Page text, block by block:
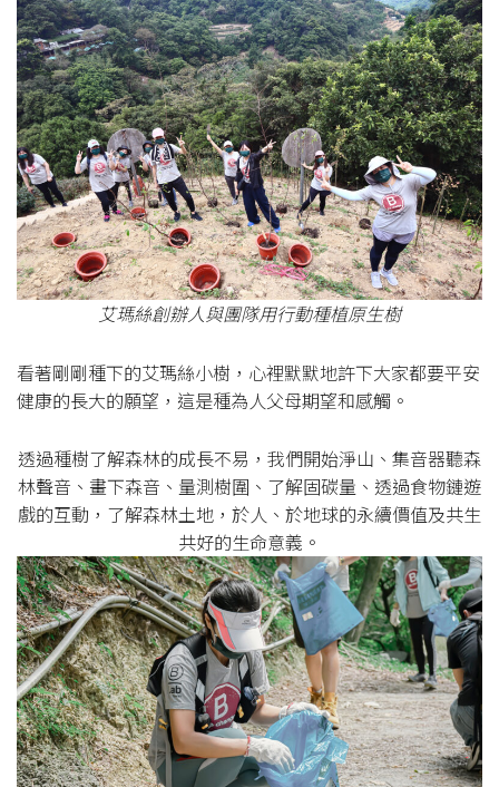
艾瑪絲創辦人與團隊用行動種植原生樹
看著剛剛種下的艾瑪絲小樹，心裡默默地許下大家都要平安
健康的長大的願望，這是種為人父母期望和感觸。
透過種樹了解森林的成長不易，我們開始淨山、集音器聽森
林聲音、畫下森音、量測樹圍、了解固碳量、透過食物鏈遊
戲的互動，了解森林土地，於人、於地球的永續價值及共生
共好的生命意義。